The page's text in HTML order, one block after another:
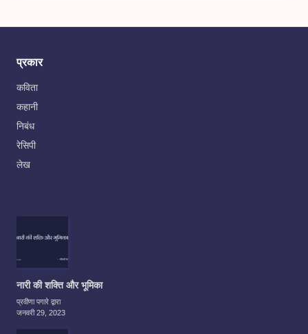
प्रकार
कविता
कहानी
निबंध
रेसिपी
लेख
नारी की शक्ति और भूमिका
प्रवीणा पगारे द्वारा
जनवरी 29, 2023